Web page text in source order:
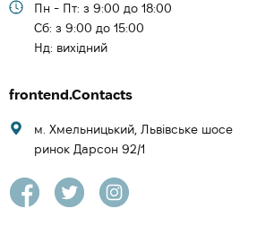
Пн - Пт: з 9:00 до 18:00
Cб: з 9:00 до 15:00
Нд: вихідний
frontend.Contacts
м. Хмельницький, Львівське шосе
ринок Дарсон 92/1